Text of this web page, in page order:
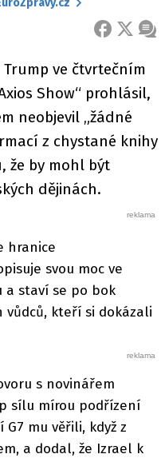
FACEBOOK
X
ve čtvrtečním
Show“ prohlásil,
neobjevil „žádné
z chystané knihy
že by mohl být
dějinách.
hranice
svou moc ve
a staví se po bok
vůdců, kteří si dokázali
s novinářem
sílu mírou podřízení
mu věřili, když z
a dodal, že Izrael k